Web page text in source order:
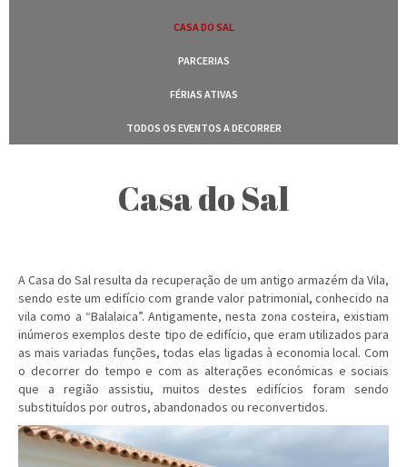
CASA DO SAL
PARCERIAS
FÉRIAS ATIVAS
TODOS OS EVENTOS A DECORRER
Casa do Sal
A Casa do Sal resulta da recuperação de um antigo armazém da Vila,
sendo este um edifício com grande valor patrimonial, conhecido na
vila como a “Balalaica”. Antigamente, nesta zona costeira, existiam
inúmeros exemplos deste tipo de edifício, que eram utilizados para
as mais variadas funções, todas elas ligadas à economia local. Com
o decorrer do tempo e com as alterações económicas e sociais
que a região assistiu, muitos destes edifícios foram sendo
substituídos por outros, abandonados ou reconvertidos.